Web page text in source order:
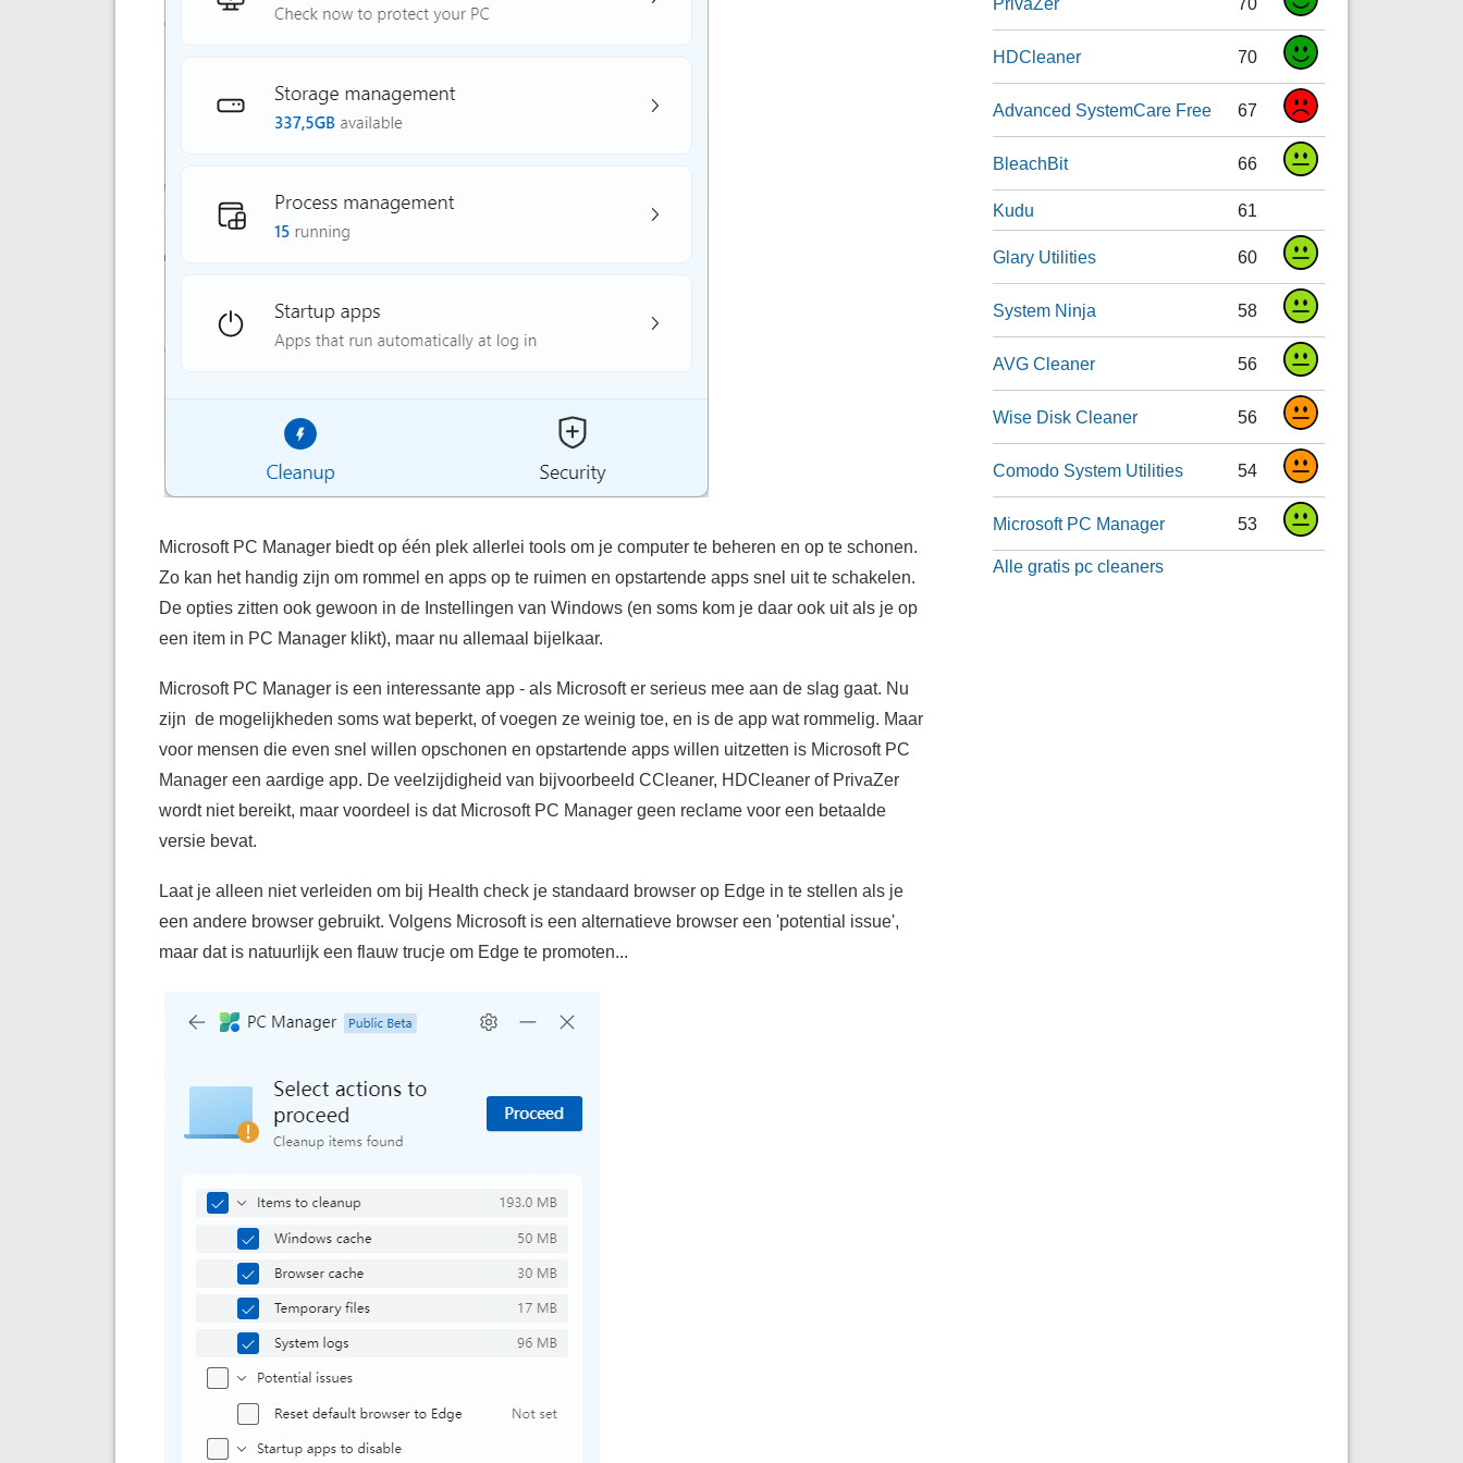
Microsoft PC Manager biedt op één plek allerlei tools om je computer te beheren en op te schonen.
Zo kan het handig zijn om rommel en apps op te ruimen en opstartende apps snel uit te schakelen.
De opties zitten ook gewoon in de Instellingen van Windows (en soms kom je daar ook uit als je op
een item in PC Manager klikt), maar nu allemaal bijelkaar.
Microsoft PC Manager is een interessante app - als Microsoft er serieus mee aan de slag gaat. Nu
zijn de mogelijkheden soms wat beperkt, of voegen ze weinig toe, en is de app wat rommelig. Maar
voor mensen die even snel willen opschonen en opstartende apps willen uitzetten is Microsoft PC
Manager een aardige app. De veelzijdigheid van bijvoorbeeld CCleaner, HDCleaner of PrivaZer
wordt niet bereikt, maar voordeel is dat Microsoft PC Manager geen reclame voor een betaalde
versie bevat.
Laat je alleen niet verleiden om bij Health check je standaard browser op Edge in te stellen als je
een andere browser gebruikt. Volgens Microsoft is een alternatieve browser een 'potential issue',
maar dat is natuurlijk een flauw trucje om Edge te promoten...
HDCleaner 70
Advanced SystemCare Free 67
BleachBit 66
Kudu 61
Glary Utilities 60
System Ninja 58
AVG Cleaner 56
Wise Disk Cleaner 56
Comodo System Utilities 54
Microsoft PC Manager 53
Alle gratis pc cleaners